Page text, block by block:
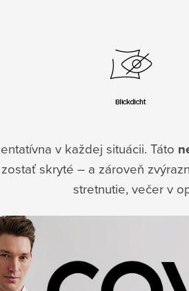
v každej situácii. Táto
skryté – a zároveň
stretnutie, večer v